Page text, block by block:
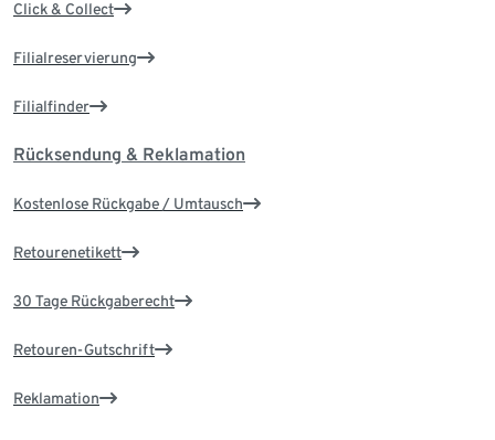
Click & Collect
Filialreservierung
Filialfinder
Rücksendung & Reklamation
Kostenlose Rückgabe / Umtausch
Retourenetikett
30 Tage Rückgaberecht
Retouren-Gutschrift
Reklamation